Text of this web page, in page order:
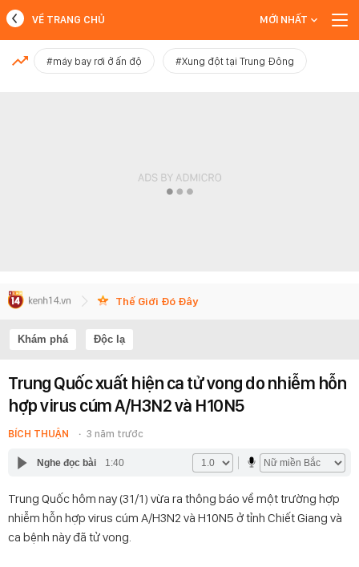
MỚI NHẤT
VỀ TRANG CHỦ MỚI NHẤT
#máy bay rơi ở ấn độ #Xung đột tại Trung Đông
Thế Giới Đó Đây
Khám phá Độc lạ
Trung Quốc xuất hiện ca tử vong do nhiễm hỗn
hợp virus cúm A/H3N2 và H10N5
BÍCH THUẬN 3 năm trước
Nghe đọc bài 1:40
Trung Quốc hôm nay (31/1) vừa ra thông báo về một trường hợp
nhiễm hỗn hợp virus cúm A/H3N2 và H10N5 ở tỉnh Chiết Giang và
ca bệnh này đã tử vong.